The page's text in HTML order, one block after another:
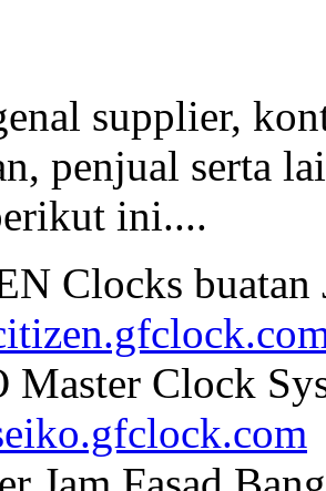
supplier,
penjual serta
ini....
Clocks buatan
Master Clock